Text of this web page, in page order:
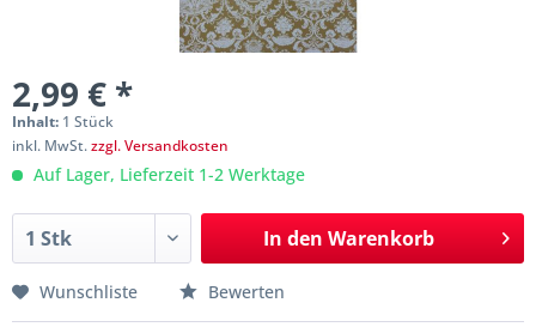
2,99 € *
Inhalt: 1 Stück
inkl. MwSt.zzgl. Versandkosten
Auf Lager, Lieferzeit 1-2 Werktage
In den Warenkorb
Wunschliste Bewerten